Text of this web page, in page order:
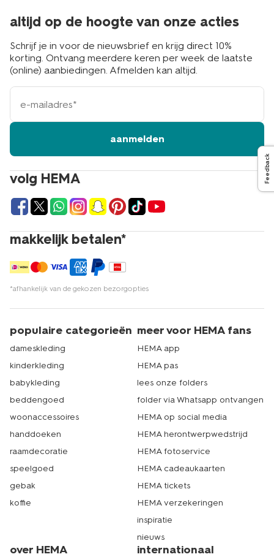
volg HEMA
makkelijk betalen*
*afhankelijk van de gekozen bezorgopties
altijd op de hoogte van onze acties
Schrijf je in voor de nieuwsbrief en krijg direct 10%
korting. Ontvang meerdere keren per week de laatste
(online) aanbiedingen. Afmelden kan altijd.
e-
mailadres
aanmelden
populaire categorieën
dameskleding
kinderkleding
babykleding
beddengoed
woonaccessoires
handdoeken
raamdecoratie
speelgoed
gebak
koffie
meer voor HEMA fans
HEMA app
HEMA pas
lees onze folders
folder via Whatsapp ontvangen
HEMA op social media
HEMA herontwerpwedstrijd
HEMA fotoservice
HEMA cadeaukaarten
HEMA tickets
HEMA verzekeringen
inspiratie
nieuws
over HEMA internationaal
Feedback